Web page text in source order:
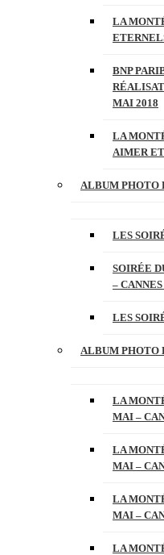
LA
BNP
MAI 2018
LA
AIMER
ALBUM PHOTO
LES
SOIRÉE
–
LES
ALBUM PHOTO
LA
MAI –
LA
MAI –
LA
MAI –
LA